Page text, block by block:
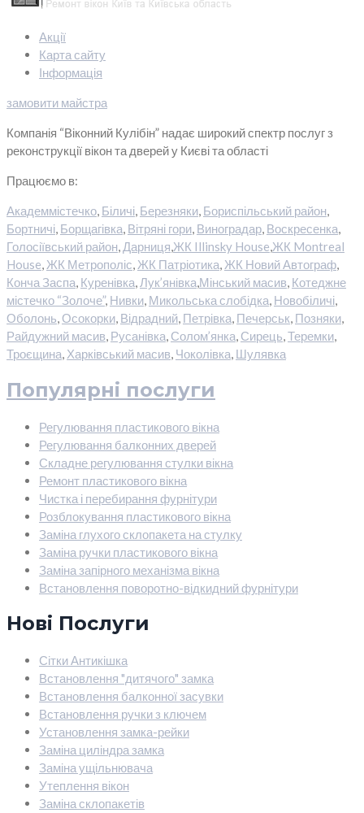
Акції
Карта сайту
Інформація
замовити майстра
Компанія “Віконний Кулібін” надає широкий спектр послуг з
реконструкції вікон та дверей у Києві та області
Працюємо в:
Академмістечко, Біличі, Березняки, Бориспільський район,
Бортничі, Борщагівка, Вітряні гори, Виноградар, Воскресенка,
Голосіївський район, Дарниця,ЖК Illinsky House,ЖК Montreal
House, ЖК Метрополіс, ЖК Патріотика, ЖК Новий Автограф,
Конча Заспа, Куренівка, Лук’янівка,Мінський масив, Котеджне
містечко “Золоче”, Нивки, Микольська слобідка, Новобіличі,
Оболонь, Осокорки, Відрадний, Петрівка, Печерськ, Позняки,
Райдужний масив, Русанівка, Солом’янка, Сирець,Теремки,
Троєщина, Харківський масив, Чоколівка, Шулявка
Популярні послуги
Регулювання пластикового вікна
Регулювання балконних дверей
Складне регулювання стулки вікна
Ремонт пластикового вікна
Чистка і перебирання фурнітури
Розблокування пластикового вікна
Заміна глухого склопакета на стулку
Заміна ручки пластикового вікна
Заміна запірного механізма вікна
Встановлення поворотно-відкидний фурнітури
Нові Послуги
Сітки Антикішка
Встановлення "дитячого" замка
Встановлення балконної засувки
Встановлення ручки з ключем
Установлення замка-рейки
Заміна циліндра замка
Заміна ущільнювача
Утеплення вікон
Заміна склопакетів